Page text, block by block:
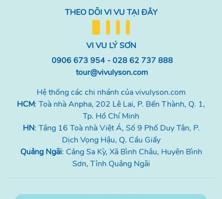
THEO DÕI VI VU TẠI ĐÂY
VI VU LÝ SƠN
0906 673 954 - 028 62 737 888
tour@vivulyson.com
Hệ thống các chi nhánh của vivulyson.com
HCM: Toà nhà Anpha, 202 Lê Lai, P. Bến Thành, Q. 1,
Tp. Hồ Chí Minh
HN: Tầng 16 Toà nhà Việt Á, Số 9 Phố Duy Tân, P.
Dịch Vọng Hậu, Q. Cầu Giấy
Quảng Ngãi: Cảng Sa Kỳ, Xã Bình Châu, Huyện Bình
Sơn, Tỉnh Quảng Ngãi